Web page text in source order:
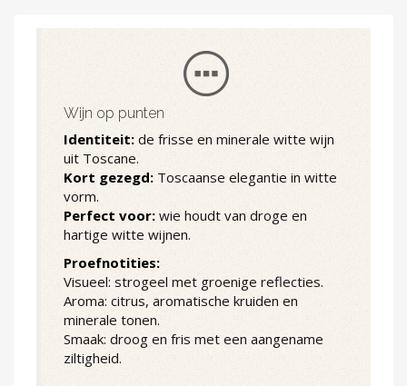
Wijn op punten
Identiteit: de frisse en minerale witte wijn
uit Toscane.
Kort gezegd: Toscaanse elegantie in witte
vorm.
Perfect voor: wie houdt van droge en
hartige witte wijnen.
Proefnotities:
Visueel: strogeel met groenige reflecties.
Aroma: citrus, aromatische kruiden en
minerale tonen.
Smaak: droog en fris met een aangename
ziltigheid.